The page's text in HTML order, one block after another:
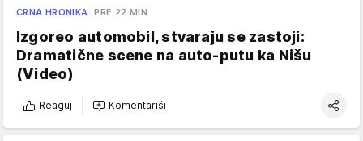
CRNA HRONIKA PRE 22 MIN
Izgoreo automobil, stvaraju se zastoji:
Dramatične scene na auto-putu ka Nišu
(Video)
Reaguj Komentariši